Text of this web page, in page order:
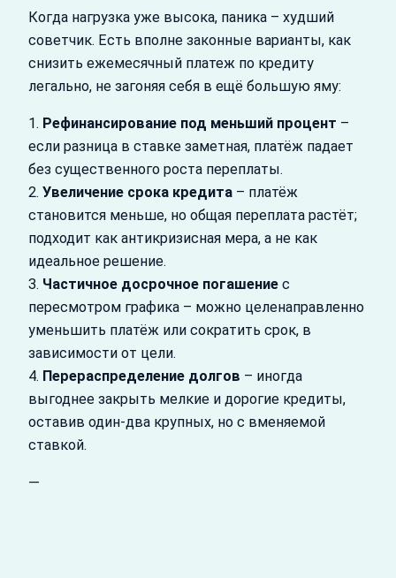
Когда нагрузка уже высока, паника – худший
советчик. Есть вполне законные варианты, как
снизить ежемесячный платеж по кредиту
легально, не загоняя себя в ещё большую яму:
1. Рефинансирование под меньший процент –
если разница в ставке заметная, платёж падает
без существенного роста переплаты.
2. Увеличение срока кредита – платёж
становится меньше, но общая переплата растёт;
подходит как антикризисная мера, а не как
идеальное решение.
3. Частичное досрочное погашение с
пересмотром графика – можно целенаправленно
уменьшить платёж или сократить срок, в
зависимости от цели.
4. Перераспределение долгов – иногда
выгоднее закрыть мелкие и дорогие кредиты,
оставив один‑два крупных, но с вменяемой
ставкой.
—